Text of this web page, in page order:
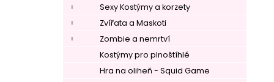
Sexy Kostýmy a korzety
Zvířata a Maskoti
Zombie a nemrtví
Kostýmy pro plnoštíhlé
Hra na oliheň - Squid Game